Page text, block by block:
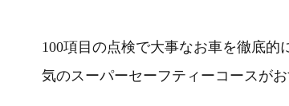
100項目の点検で大事なお車を徹底
気のスーパーセーフティーコースがお